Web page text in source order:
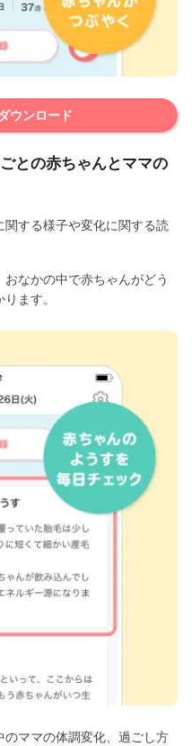
ウンロード
との赤ちゃんとママの
する様子や変化に関する読
おなかの中で赤ちゃんがどう
ます。
のママの体調変化、過ごし方